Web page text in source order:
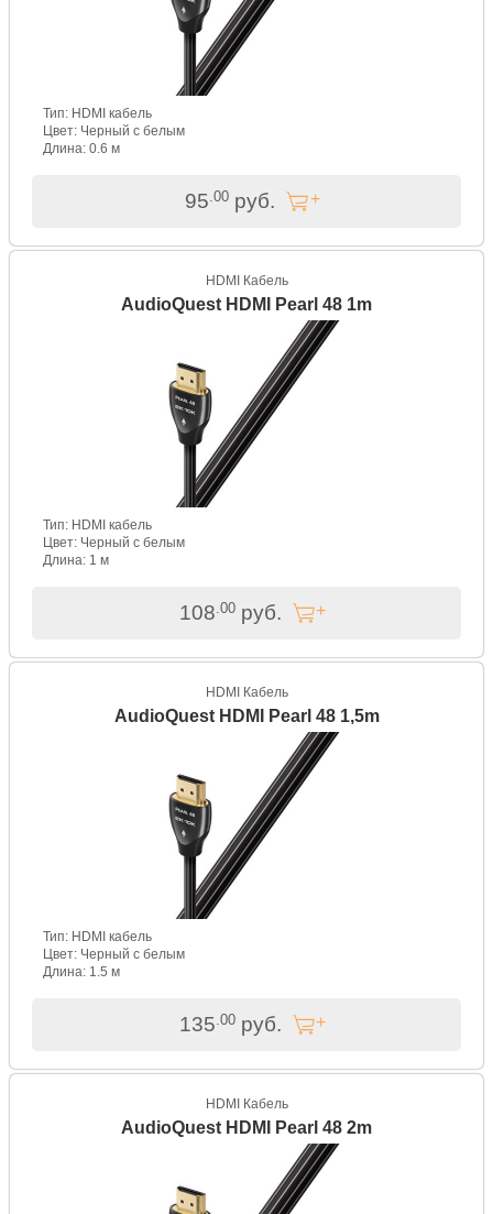
Тип: HDMI кабель
Цвет: Черный с белым
Длина: 0.6 м
95 .00 руб.
HDMI Кабель
AudioQuest HDMI Pearl 48 1m
Тип: HDMI кабель
Цвет: Черный с белым
Длина: 1 м
108 .00руб.
HDMI Кабель
AudioQuest HDMI Pearl 48 1,5m
Тип: HDMI кабель
Цвет: Черный с белым
Длина: 1.5 м
135 .00руб.
HDMI Кабель
AudioQuest HDMI Pearl 48 2m